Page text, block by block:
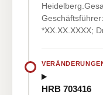
*XX.XX.XXXX;
HRB 703416